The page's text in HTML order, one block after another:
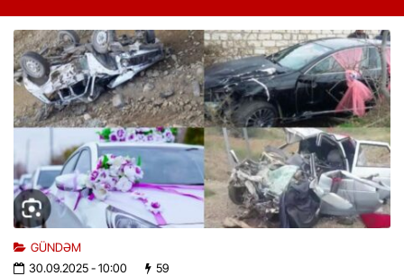
GÜNDƏM
30.09.2025- 10:00 59